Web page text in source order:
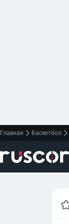
Главная Баскетбол